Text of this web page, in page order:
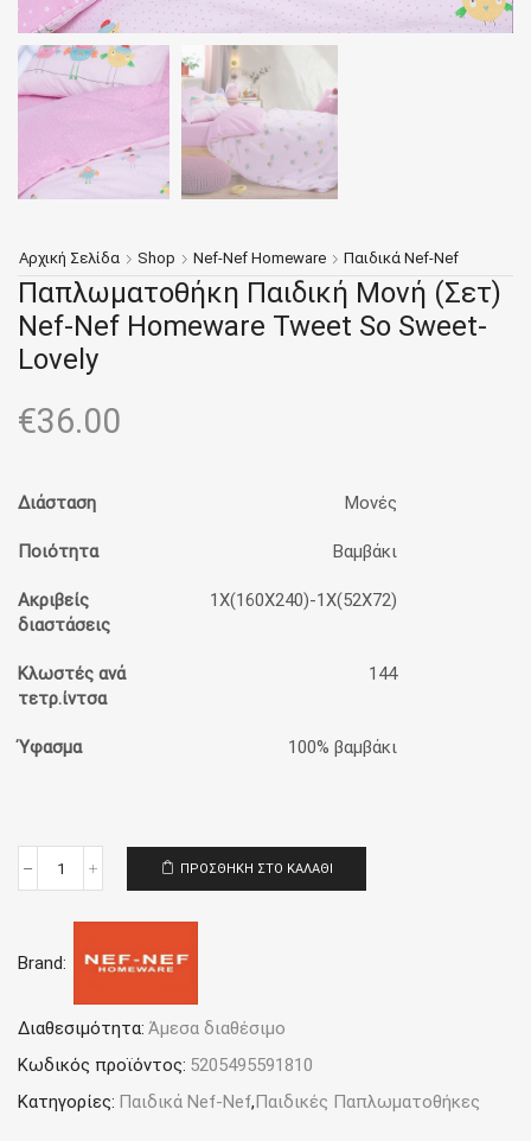
Αρχική Σελίδα Shop Nef-Nef Homeware Παιδικά Nef-Nef
Παπλωματοθήκη Παιδική Μονή (Σετ)
Nef-Nef Homeware Tweet So Sweet-
Lovely
€36.00
Διάσταση Μονές
Ποιότητα Βαμβάκι
Ακριβείς
διαστάσεις
1Χ(160Χ240)-1Χ(52Χ72)
Κλωστές ανά
τετρ.ίντσα
144
Ύφασμα 100% βαμβάκι
Παπλωματοθήκη
Μονή
Nef-
Homeware
Tweet
Sweet-
ποσότητα
ΠΡΟΣΘΉΚΗ ΣΤΟ ΚΑΛΆΘΙ
Brand:
Διαθεσιμότητα: Άμεσα διαθέσιμο
Κωδικός προϊόντος: 5205495591810
Κατηγορίες: Παιδικά Nef-Nef, Παιδικές Παπλωματοθήκες